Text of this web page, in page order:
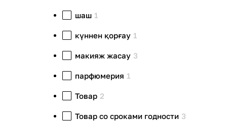
шаш 1
күннен қорғау 1
макияж жасау 3
парфюмерия 1
Товар 2
Товар со сроками годности 3